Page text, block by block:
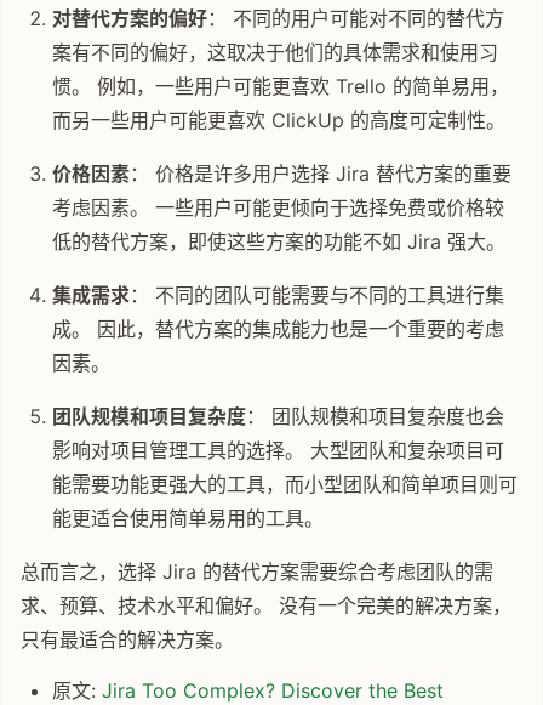
对替代方案的偏好： 不同的用户可能对不同的替代方
案有不同的偏好，这取决于他们的具体需求和使用习
惯。 例如，一些用户可能更喜欢 Trello 的简单易用，
而另一些用户可能更喜欢 ClickUp 的高度可定制性。
价格因素： 价格是许多用户选择 Jira 替代方案的重要
考虑因素。 一些用户可能更倾向于选择免费或价格较
低的替代方案，即使这些方案的功能不如 Jira 强大。
集成需求： 不同的团队可能需要与不同的工具进行集
成。 因此，替代方案的集成能力也是一个重要的考虑
因素。
团队规模和项目复杂度： 团队规模和项目复杂度也会
影响对项目管理工具的选择。 大型团队和复杂项目可
能需要功能更强大的工具，而小型团队和简单项目则可
能更适合使用简单易用的工具。
总而言之，选择 Jira 的替代方案需要综合考虑团队的需
求、预算、技术水平和偏好。 没有一个完美的解决方案，
只有最适合的解决方案。
原文: Jira Too Complex? Discover the Best